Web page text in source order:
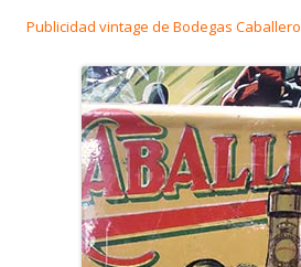
Publicidad vintage de Bodegas Caballero